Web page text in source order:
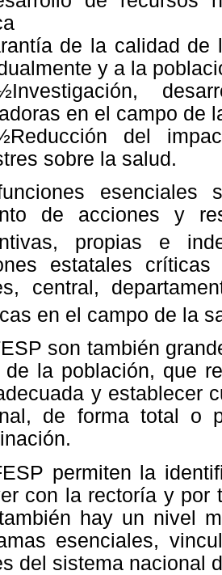
de la calidad de
y a la
en el campo de
del
sobre la salud.
esenciales
de acciones y
propias e
estatales
central,
en el campo de la
son también
de la población, que
y establecer
de forma total o
permiten la
con la rectoría y por
hay un nivel
esenciales,
del sistema nacional